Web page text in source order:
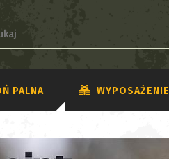
PALNA WYPOSAŻENIE